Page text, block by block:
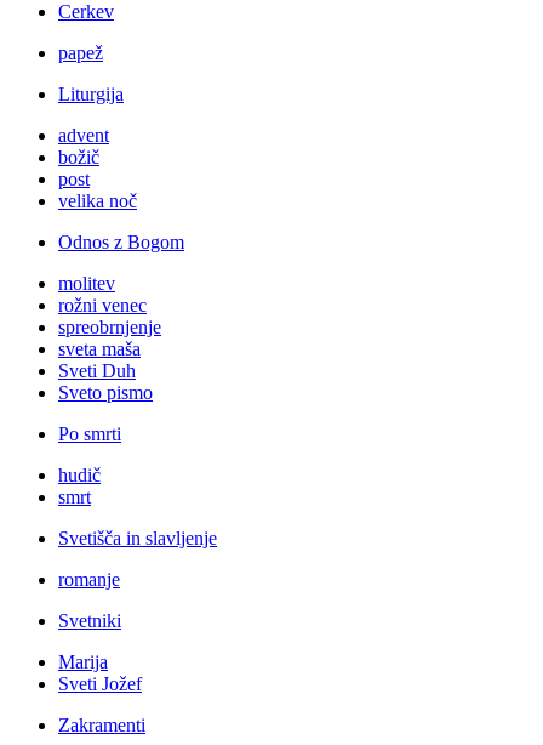
Cerkev
papež
Liturgija
advent
božič
post
velika noč
Odnos z Bogom
molitev
rožni venec
spreobrnjenje
sveta maša
Sveti Duh
Sveto pismo
Po smrti
hudič
smrt
Svetišča in slavljenje
romanje
Svetniki
Marija
Sveti Jožef
Zakramenti